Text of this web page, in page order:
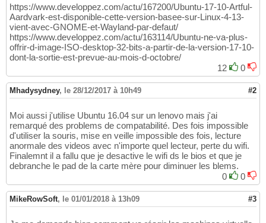
https://www.developpez.com/actu/167200/Ubuntu-17-10-Artful-
Aardvark-est-disponible-cette-version-basee-sur-Linux-4-13-
vient-avec-GNOME-et-Wayland-par-defaut/
https://www.developpez.com/actu/163114/Ubuntu-ne-va-plus-
offrir-d-image-ISO-desktop-32-bits-a-partir-de-la-version-17-10-
dont-la-sortie-est-prevue-au-mois-d-octobre/
12
0
Mhadysydney, le 28/12/2017 à 10h49 #2
Moi aussi j'utilise Ubuntu 16.04 sur un lenovo mais j'ai
remarqué des problems de compatabilité. Des fois impossible
d'utiliser la souris, mise en veille impossible des fois, lecture
anormale des videos avec n'importe quel lecteur, perte du wifi.
Finalemnt il a fallu que je desactive le wifi ds le bios et que je
debranche le pad de la carte mère pour diminuer les blems.
0
0
MikeRowSoft, le 01/01/2018 à 13h09 #3